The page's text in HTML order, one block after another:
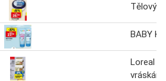
Tělový
BABY
Loreal
vráskám